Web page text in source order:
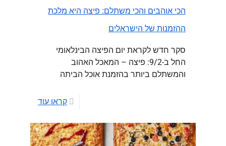
הכי אוהבים והכי משתלם: פיצה היא מלכת
ההזמנות של הישראלים
סקר חדש לקראת יום הפיצה הבינלאומי
החל ב-9/2: פיצה – המאכל האהוב
והמשתלם ביותר בהזמנת אוכל הביתה
קראו עוד